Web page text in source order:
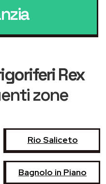
Rex
zone
Rio Saliceto
Bagnolo in Piano